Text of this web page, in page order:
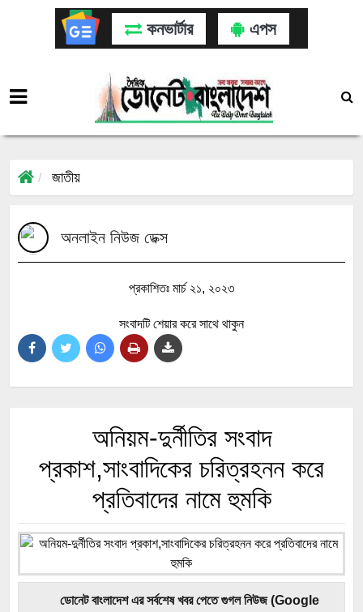
কনভার্টার এপস
জাতীয়
অনলাইন নিউজ ডেক্স
প্রকাশিতঃ মার্চ ২১, ২০২৩
সংবাদটি শেয়ার করে সাথে থাকুন
অনিয়ম-দুর্নীতির সংবাদ
প্রকাশ,সাংবাদিকের চরিত্রহনন করে
প্রতিবাদের নামে হুমকি
ডোনেট বাংলাদেশ এর সর্বশেষ খবর পেতে গুগল নিউজ (Google